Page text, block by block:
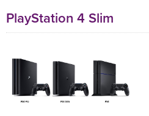
PlayStation 4 Slim